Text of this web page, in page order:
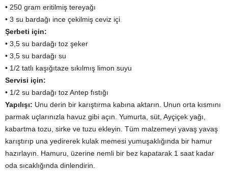
• 250 gram eritilmiş tereyağı
• 3 su bardağı ince çekilmiş ceviz içi
Şerbeti için:
• 3,5 su bardağı toz şeker
• 3,5 su bardağı su
• 1/2 tatlı kaşığıtaze sıkılmış limon suyu
Servisi için:
• 1/2 su bardağı toz Antep fıstığı
Yapılışı: Unu derin bir karıştırma kabına aktarın. Unun orta kısmını
parmak uçlarınızla havuz gibi açın. Yumurta, süt, Ayçiçek yağı,
kabartma tozu, sirke ve tuzu ekleyin. Tüm malzemeyi yavaş yavaş
karıştırıp una yedirerek kulak memesi yumuşaklığında bir hamur
hazırlayın. Hamuru, üzerine nemli bir bez kapatarak 1 saat kadar
oda sıcaklığında dinlendirin.